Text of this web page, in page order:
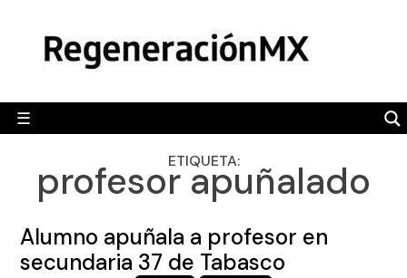
content
☰
POLÍTICA
CAMALEÓN
OPINIÓN
ENGLISH SECTION
ETIQUETA:
profesor apuñalado
Alumno apuñala a profesor en
secundaria 37 de Tabasco